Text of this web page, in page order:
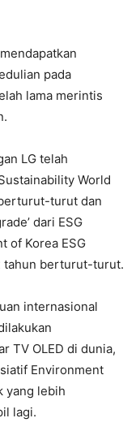
pada
lama merintis
LG telah
World
turut dan
dari ESG
of Korea ESG
tahun berturut-turut.
internasional
TV OLED di dunia,
Environment
yang lebih
lagi.